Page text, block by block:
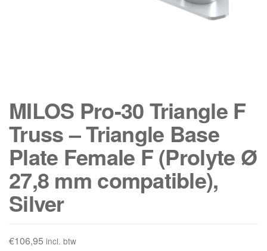
MILOS Pro-30 Triangle F
Truss – Triangle Base
Plate Female F (Prolyte Ø
27,8 mm compatible),
Silver
€106,95 incl. btw